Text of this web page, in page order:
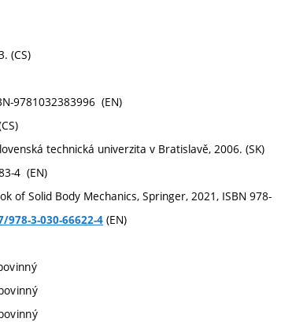
(CS)
9781032383996 (EN)
technická univerzita v Bratislavě, 2006. (SK)
4 (EN)
of Solid Body Mechanics, Springer, 2021, ISBN 978-
3-030-66622-4 (EN)